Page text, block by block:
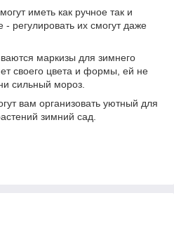
иметь как ручное так и
- регулировать их смогут даже
маркизы для зимнего
своего цвета и формы, ей не
сильный мороз.
вам организовать уютный для
зимний сад.